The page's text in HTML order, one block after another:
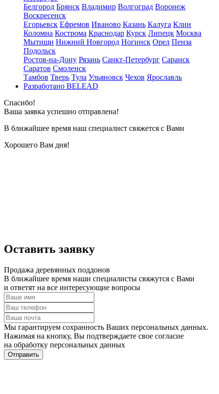
Белгород Брянск Владимир Волгоград Воронеж
Воскресенск
Егорьевск Ефремов Иваново Казань Калуга Клин
Коломна Кострома Краснодар Курск Липецк Москва
Мытищи Нижний Новгород Ногинск Орел Пенза
Подольск
Ростов-на-Дону Рязань Санкт-Петербург Саранск
Саратов Смоленск
Тамбов Тверь Тула Ульяновск Чехов Ярославль
Разработано BELEAD
Спасибо!
Ваша заявка успешно отправлена!
В ближайшее время наш специалист свяжется с Вами
Хорошего Вам дня!
Оставить заявку
Продажа деревянных поддонов
В ближайшее время наши специалисты свяжутся с Вами
и ответят на все интересующие вопросы
Мы гарантируем сохранность Ваших персональных данных.
Нажимая на кнопку, Вы подтверждаете свое согласие
на обработку персональных данных
Отправить